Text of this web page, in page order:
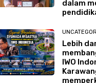
dalam
Lebih
IWO